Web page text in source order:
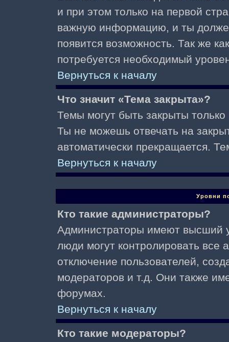
и при этом только на первой
важную информацию, и ты
появится возможность. Так же
потребуется необходимый
Вернуться к началу
Что значит «Тема закрыта»?
Темы могут быть закрыты
Ты не можешь отвечать на
автоматически прекращается.
Вернуться к началу
Уровни
Кто такие администраторы?
Администраторы имеют высший
люди могут контролировать все
отключение пользователей,
модераторов и т.д. Они также
форумах.
Вернуться к началу
Кто такие модераторы?